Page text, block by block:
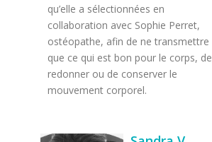
qu’elle a sélectionnées en
collaboration avec Sophie Perret,
ostéopathe, afin de ne transmettre
que ce qui est bon pour le corps, de
redonner ou de conserver le
mouvement corporel.